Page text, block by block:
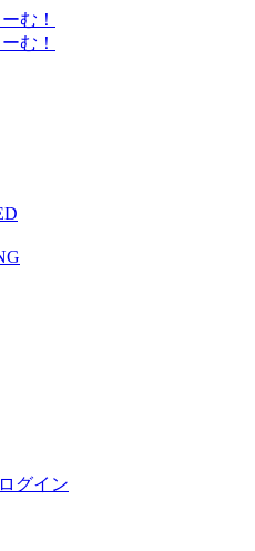
ログイン